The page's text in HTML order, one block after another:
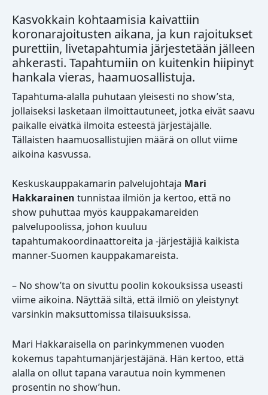
Kasvokkain kohtaamisia kaivattiin
koronarajoitusten aikana, ja kun rajoitukset
purettiin, livetapahtumia järjestetään jälleen
ahkerasti. Tapahtumiin on kuitenkin hiipinyt
hankala vieras, haamuosallistuja.
Tapahtuma-alalla puhutaan yleisesti no show’sta,
jollaiseksi lasketaan ilmoittautuneet, jotka eivät saavu
paikalle eivätkä ilmoita esteestä järjestäjälle.
Tällaisten haamuosallistujien määrä on ollut viime
aikoina kasvussa.
Keskuskauppakamarin palvelujohtaja Mari
Hakkarainen tunnistaa ilmiön ja kertoo, että no
show puhuttaa myös kauppakamareiden
palvelupoolissa, johon kuuluu
tapahtumakoordinaattoreita ja -järjestäjiä kaikista
manner-Suomen kauppakamareista.
– No show’ta on sivuttu poolin kokouksissa useasti
viime aikoina. Näyttää siltä, että ilmiö on yleistynyt
varsinkin maksuttomissa tilaisuuksissa.
Mari Hakkaraisella on parinkymmenen vuoden
kokemus tapahtumanjärjestäjänä. Hän kertoo, että
alalla on ollut tapana varautua noin kymmenen
prosentin no show’hun.